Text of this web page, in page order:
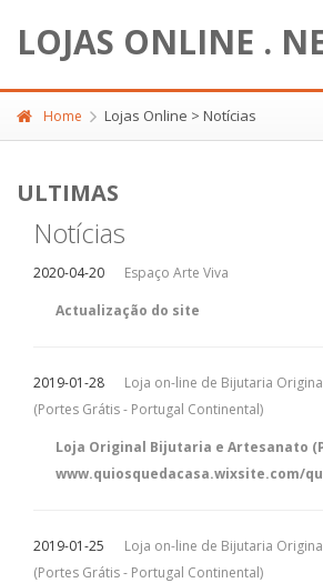
LOJAS ONLINE .
Home Lojas Online > Notícias
ULTIMAS
Notícias
2020-04-20 Espaço Arte Viva
Actualização do site
2019-01-28 Loja on-line de Bijutaria
(Portes Grátis - Portugal Continental)
Loja Original Bijutaria e Artesanato
www.quiosquedacasa.wixsite.com/
2019-01-25 Loja on-line de Bijutaria
(Portes Grátis - Portugal Continental)